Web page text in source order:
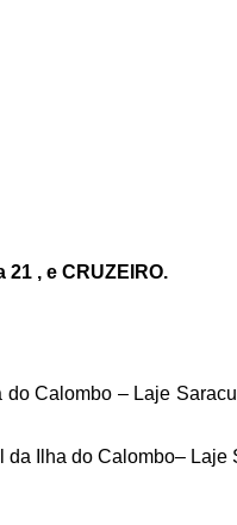
21 , e CRUZEIRO.
Calombo – Laje
da Ilha do Calombo–